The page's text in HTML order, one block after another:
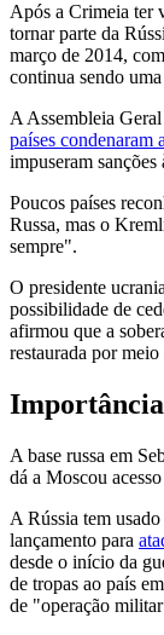
Após a Crimeia ter
tornar parte da
março de 2014,
continua sendo
A Assembleia
países condenaram
impuseram sanções
Poucos países
Russa, mas o
sempre".
O presidente
possibilidade de
afirmou que a
restaurada por
A base russa em
dá a Moscou
A Rússia tem
lançamento para
desde o início da
de tropas ao país
de "operação